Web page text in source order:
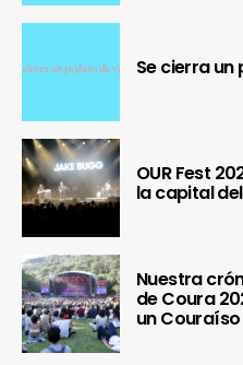
Se cierra
OUR Fest
la capital
Nuestra
de Coura
un Couraíso